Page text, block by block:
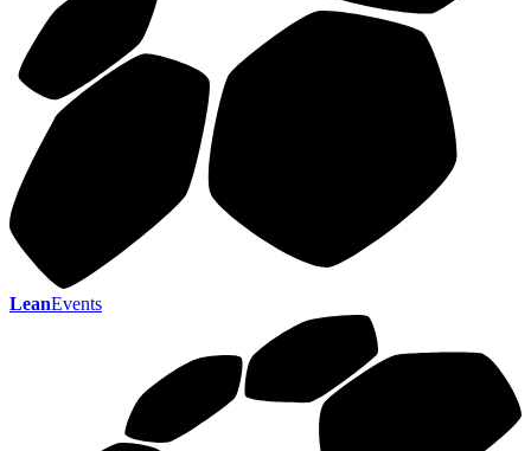
LeanEvents